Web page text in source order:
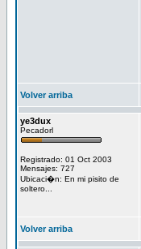
Volver arriba
ye3dux
Pecadorl
Registrado: 01 Oct 2003
Mensajes: 727
Ubicaci�n: En mi pisito de
soltero...
Volver arriba